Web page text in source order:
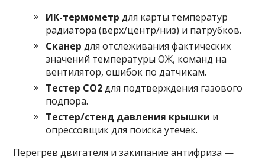
ИК-термометр для карты температур
радиатора (верх/центр/низ) и патрубков.
Сканер для отслеживания фактических
значений температуры ОЖ, команд на
вентилятор, ошибок по датчикам.
Тестер CO2для подтверждения газового
подпора.
Тестер/стенд давления крышки и
опрессовщик для поиска утечек.
Перегрев двигателя и закипание антифриза —